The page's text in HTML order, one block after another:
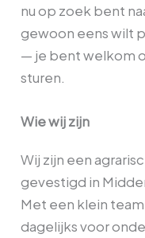
nu op zoek bent
gewoon eens wilt
— je bent welkom
sturen.
Wie wij zijn
Wij zijn een
gevestigd in
Met een klein
dagelijks voor